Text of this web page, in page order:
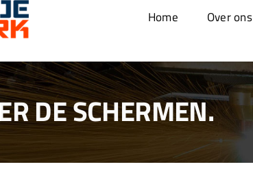
Home Over ons
DE SCHERMEN.